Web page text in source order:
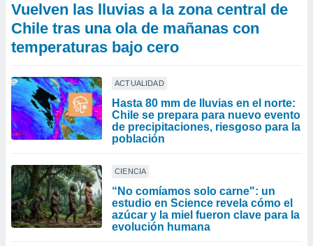
Vuelven las lluvias a la zona central de
Chile tras una ola de mañanas con
temperaturas bajo cero
ACTUALIDAD
Hasta 80 mm de lluvias en el norte:
Chile se prepara para nuevo evento
de precipitaciones, riesgoso para la
población
CIENCIA
“No comíamos solo carne": un
estudio en Science revela cómo el
azúcar y la miel fueron clave para la
evolución humana